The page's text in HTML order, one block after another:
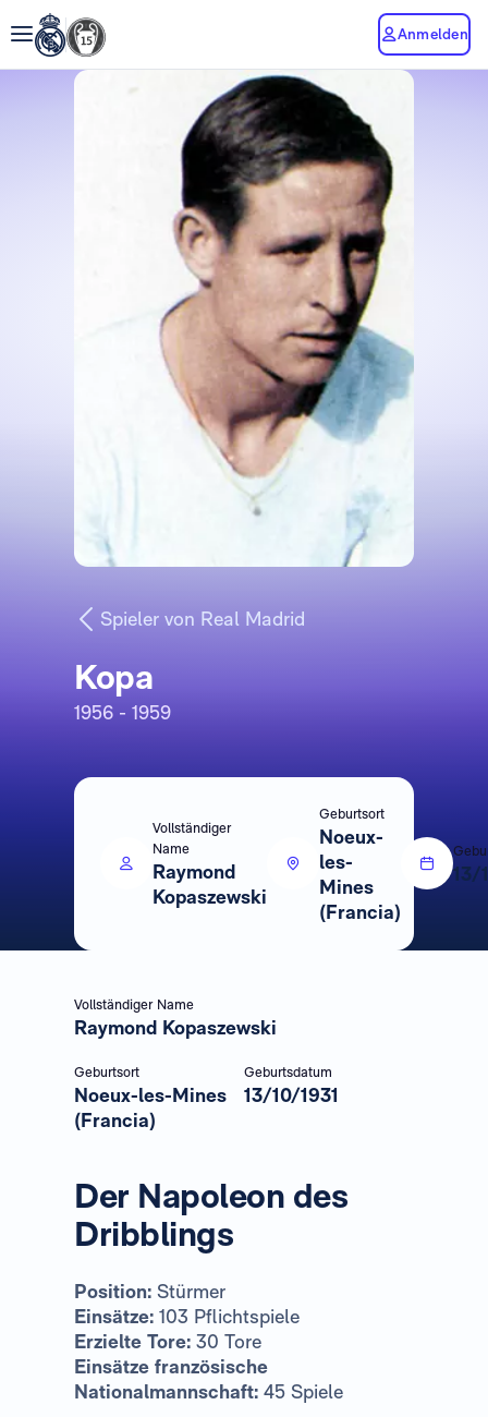
Anmelden
Spieler von Real Madrid
Kopa
1956 - 1959
Vollständiger
Name
Raymond
Kopaszewski
Geburtsort
Noeux-
les-
Mines
(Francia)
13/
Vollständiger Name
Raymond Kopaszewski
Geburtsort
Noeux-les-Mines
(Francia)
Geburtsdatum
13/10/1931
Der Napoleon des
Dribblings
Position: Stürmer
Einsätze: 103 Pflichtspiele
Erzielte Tore: 30 Tore
Einsätze französische
Nationalmannschaft: 45 Spiele